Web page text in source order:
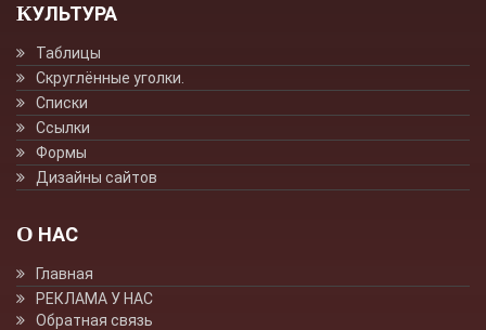
КУЛЬТУРА
Таблицы
Скруглённые уголки.
Списки
Ссылки
Формы
Дизайны сайтов
О НАС
Главная
РЕКЛАМА У НАС
Обратная связь